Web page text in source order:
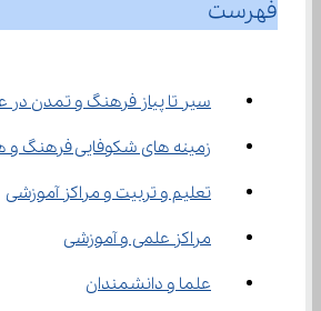
فهرست
سیر تا پیاز فرهنگ و تمدن در
زمینه ‌های شکوفایی فرهنگ و هنر
تعلیم و تربیت و مراکز آموزشی
مراکز علمی و آموزشی
علما و دانشمندان